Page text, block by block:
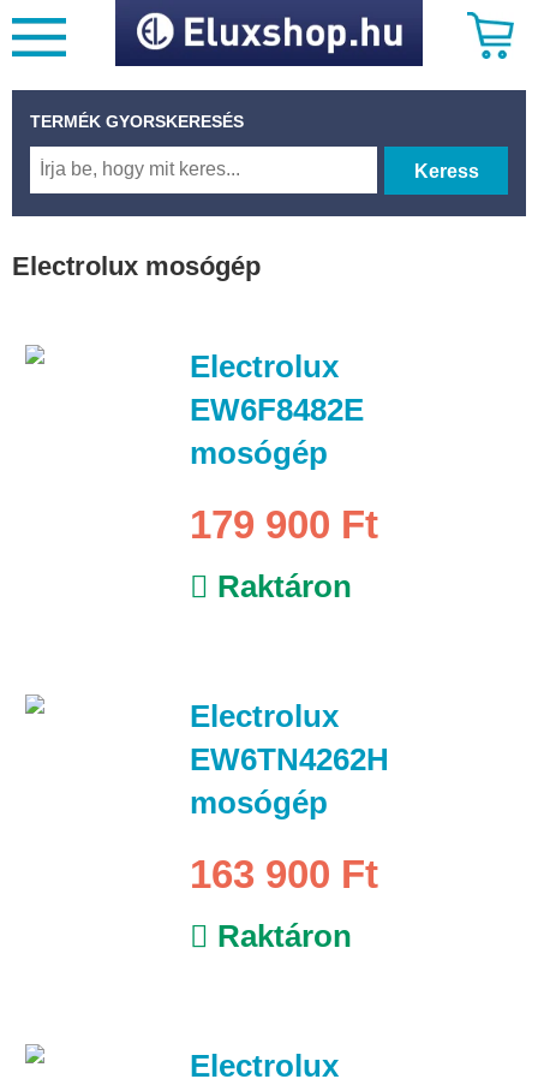
TERMÉK GYORSKERESÉS
Keress
Electrolux mosógép
Electrolux
EW6F8482E
mosógép
179 900 Ft
Raktáron
Electrolux
EW6TN4262H
mosógép
163 900 Ft
Raktáron
Electrolux